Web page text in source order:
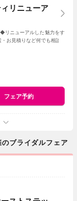
リニューア
リニューアルした魅力をす
お見積りなど何でも相談
フェア予約
ブライダルフェア